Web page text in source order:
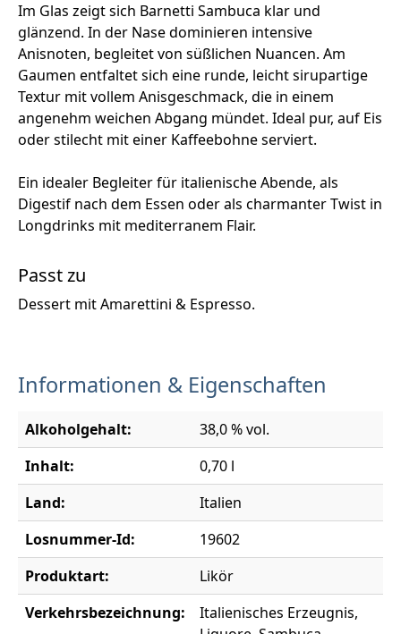
Im Glas zeigt sich Barnetti Sambuca klar und
glänzend. In der Nase dominieren intensive
Anisnoten, begleitet von süßlichen Nuancen. Am
Gaumen entfaltet sich eine runde, leicht sirupartige
Textur mit vollem Anisgeschmack, die in einem
angenehm weichen Abgang mündet. Ideal pur, auf Eis
oder stilecht mit einer Kaffeebohne serviert.
Ein idealer Begleiter für italienische Abende, als
Digestif nach dem Essen oder als charmanter Twist in
Longdrinks mit mediterranem Flair.
Passt zu
Dessert mit Amarettini & Espresso.
Informationen & Eigenschaften
Alkoholgehalt:
38,0 % vol.
Inhalt:
0,70 l
Land:
Italien
Losnummer-Id:
19602
Produktart:
Likör
Verkehrsbezeichnung:
Italienisches Erzeugnis,